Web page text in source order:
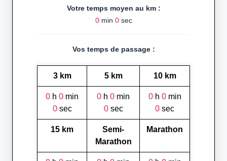
Votre temps moyen au km :
0min 0sec
Vos temps de passage :
3 km 5 km 10 km
0 h 0 min
0sec
0 h 0 min
0sec
0h 0min
0 sec
15 km
Semi-
Marathon
Marathon